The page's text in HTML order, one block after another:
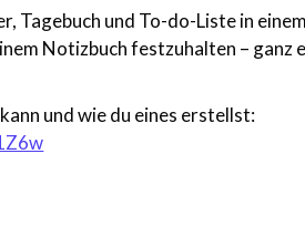
Tagebuch und To-do-Liste in
Notizbuch festzuhalten – ganz
und wie du eines erstellst: